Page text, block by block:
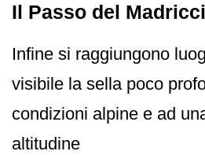
Il Passo del
Infine si raggiungono
visibile la sella poco
condizioni alpine e ad
altitudine